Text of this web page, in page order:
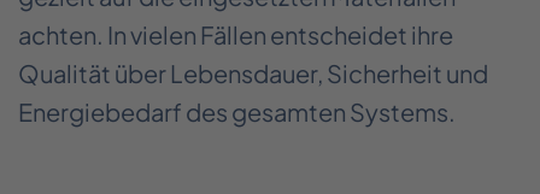
achten. In vielen Fällen entscheidet ihre
Qualität über Lebensdauer, Sicherheit und
Energiebedarf des gesamten Systems.